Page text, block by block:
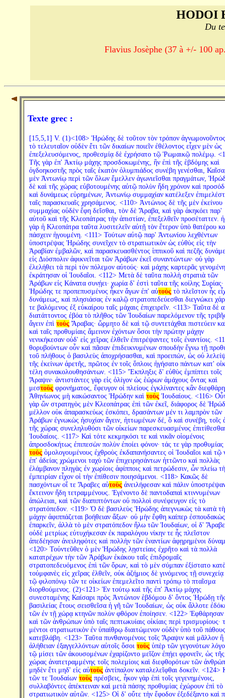
HODOI
Du
Flavius Josèphe (37 à +/- 100
Texte grec :
[15,5,1] V. (1)<108> Ἡρώδης δὲ τοῦτον τὸν τρόπον
τὸ τελευταῖον οὐδὲν ἔτι τῶν δικαίων ποιεῖν ἐθέλοντος εἶχεν μὲν ὡς
ἐπεξελευσόμενος, προθεσμίᾳ δὲ ἐχρήσατο τῷ Ῥωμαικῷ πολέμῳ.
Τῆς γὰρ ἐπ' Ἀκτίῳ μάχης προσδοκωμένης, ἣν ἐπὶ τῆς ἑβδόμης καὶ
ὀγδοηκοστῆς πρὸς ταῖς ἑκατὸν ὀλυμπιάδος συνέβη γενέσθαι,
μὲν Ἀντωνίῳ περὶ τῶν ὅλων ἔμελλεν ἀγωνιεῖσθαι πραγμάτων,
δὲ καὶ τῆς χώρας εὐβοτουμένης αὐτῷ πολὺν ἤδη χρόνον καὶ
καὶ δυνάμεως εὑρημένων, Ἀντωνίῳ συμμαχίαν κατέλεξεν
ταῖς παρασκευαῖς χρησάμενος. <110> Ἀντώνιος δὲ τῆς μὲν ἐκείνου
συμμαχίας οὐδὲν ἔφη δεῖσθαι, τὸν δὲ Ἄραβα, καὶ γὰρ ἀκηκόει παρ'
αὐτοῦ καὶ τῆς Κλεοπάτρας τὴν ἀπιστίαν, ἐπεξελθεῖν προσέταττεν.
γὰρ ἡ Κλεοπάτρα ταῦτα λυσιτελεῖν αὐτῇ τὸν ἕτερον ὑπὸ θατέρου
πάσχειν ἡγουμένη. <111> Τούτων αὐτῷ παρ' Ἀντωνίου λεχθέντων
ὑποστρέψας Ἡρώδης συνεῖχεν τὸ στρατιωτικὸν ὡς εὐθὺς εἰς τὴν
Ἀραβίαν ἐμβαλῶν, καὶ παρασκευασθέντος ἱππικοῦ καὶ πεζῆς
εἰς Διόσπολιν ἀφικνεῖται τῶν Ἀράβων ἐκεῖ συναντώντων· οὐ γὰρ
ἐλελήθει τὰ περὶ τὸν πόλεμον αὐτούς· καὶ μάχης καρτερᾶς
ἐκράτησαν οἱ Ἰουδαῖοι. <112> Μετὰ δὲ ταῦτα πολλὴ στρατιὰ τῶν
Ἀράβων εἰς Κάνατα συνῄει· χωρία δ' ἐστὶ ταῦτα τῆς κοίλης Συρίας·
Ἡρώδης τε προπεπυσμένος ἧκεν ἄγων ἐπ' αὐτοὺςτὸ πλεῖστον ἧς
δυνάμεως, καὶ πλησιάσας ἐν καλῷ στρατοπεδεύεσθαι διεγνώκει
τε βαλόμενος ἐξ εὐκαίρου ταῖς μάχαις ἐπιχειρεῖν. <113> Ταῦτα δὲ
διατάττοντος ἐβόα τὸ πλῆθος τῶν Ἰουδαίων παρελόμενον τῆς
ἄγειν ἐπὶ τοὺςἌραβας· ὥρμητο δὲ καὶ τῷ συντετάχθαι πιστεύειν
καὶ ταῖς προθυμίαις ἄμεινον ἐχόντων ὅσοι τὴν πρώτην μάχην
νενικήκεσαν οὐδ' εἰς χεῖρας ἐλθεῖν ἐπιτρέψαντες τοῖς ἐναντίοις.
θορυβούντων οὖν καὶ πᾶσαν ἐπιδεικνυμένων σπουδὴν ἔγνω τῇ
τοῦ πλήθους ὁ βασιλεὺς ἀποχρήσασθαι, καὶ προειπών, ὡς οὐ
τῆς ἐκείνων ἀρετῆς, πρῶτος ἐν τοῖς ὅπλοις ἡγήσατο πάντων κατ'
τέλη συνακολουθησάντων. <115> Ἔκπληξις δ' εὐθὺς ἐμπίπτει τοῖς
Ἄραψιν· ἀντιστάντες γὰρ εἰς ὀλίγον ὡς ἑώρων ἀμάχους ὄντας καὶ
μεστοὺςφρονήματος, ἔφευγον οἱ πλείους ἐγκλίναντες κἂν
Ἀθηνίωνος μὴ κακώσαντος Ἡρώδην καὶ τοὺςἸουδαίους. <116>
γὰρ ὢν στρατηγὸς μὲν Κλεοπάτρας ἐπὶ τῶν ἐκεῖ, διάφορος δὲ
μέλλον οὐκ ἀπαρασκεύως ἐσκόπει, δρασάντων μέν τι λαμπρὸν τῶν
Ἀράβων ἐγνωκὼς ἡσυχίαν ἄγειν, ἡττωμένων δέ, ὃ καὶ συνέβη, τοῖς
τῆς χώρας συνεληλυθόσι τῶν οἰκείων παρεσκευασμένος
Ἰουδαίοις. <117> Καὶ τότε κεκμηκόσι τε καὶ νικᾶν οἰομένοις
ἀπροσδοκήτως ἐπιπεσὼν πολὺν ἐποίει φόνον· τάς τε γὰρ προθυμίας
τοὺςὁμολογουμένους ἐχθροὺς ἐκδαπανήσαντες οἱ Ἰουδαῖοι καὶ τῷ
ἐπ' ἀδείας χρώμενοι ταχὺ τῶν ἐπιχειρησάντων ἡττῶντο καὶ πολλὰς
ἐλάμβανον πληγὰς ἐν χωρίοις ἀφίπποις καὶ πετρώδεσιν, ὧν πλείω
ἐμπειρίαν εἶχον οἱ τὴν ἐπίθεσιν ποιησάμενοι. <118> Κακῶς δὲ
πασχόντων οἵ τε Ἄραβες αὑτοὺςἀνειλήφεσαν καὶ πάλιν
ἔκτεινον ἤδη τετραμμένους. Ἐγένοντο δὲ παντοδαπαὶ κτιννυμένων
ἀπώλειαι, καὶ τῶν διαπιπτόντων οὐ πολλοὶ συνέφευγον εἰς τὸ
στρατόπεδον. <119> Ὁ δὲ βασιλεὺς Ἡρώδης ἀπεγνωκὼς τὰ κατὰ
μάχην ἀφιππάζεται βοήθειαν ἄξων· οὐ μὴν ἔφθη καίπερ ἐσπουδακὼς
ἐπαρκεῖν, ἀλλὰ τὸ μὲν στρατόπεδον ἥλω τῶν Ἰουδαίων, οἱ δ'
οὐδὲ μετρίως εὐτυχήκεσαν ἐκ παραλόγου νίκην τε ἧς πλεῖστον
ἀπεδέησαν ἀνειληφότες καὶ πολλὴν τῶν ἐναντίων ἀφῃρημένοι
<120> Τοὐντεῦθεν ὁ μὲν Ἡρώδης λῃστείαις ἐχρῆτο καὶ τὰ πολλὰ
κατατρέχων τὴν τῶν Ἀράβων ἐκάκου ταῖς ἐπιδρομαῖς
στρατοπεδευόμενος ἐπὶ τῶν ὅρων, καὶ τὸ μὲν σύμπαν ἐξίστατο
τοὐμφανὲς εἰς χεῖρας ἐλθεῖν, οὐκ ἀζήμιος δὲ γινόμενος τῇ συνεχείᾳ
τῷ φιλοπόνῳ τῶν τε οἰκείων ἐπεμελεῖτο παντὶ τρόπῳ τὸ πταῖσμα
διορθούμενος. (2)<121> Ἐν τούτῳ καὶ τῆς ἐπ' Ἀκτίῳ μάχης
συνεσταμένης Καίσαρι πρὸς Ἀντώνιον ἑβδόμου δ' ὄντος Ἡρώδῃ
βασιλείας ἔτους σεισθεῖσα ἡ γῆ τῶν Ἰουδαίων, ὡς οὐκ ἄλλοτε
τῶν ἐν τῇ χώρᾳ κτηνῶν πολὺν φθόρον ἐποίησεν. <122> Ἐφθάρησαν
καὶ τῶν ἀνθρώπων ὑπὸ ταῖς πεπτωκυίαις οἰκίαις περὶ τρισμυρίους·
μέντοι στρατιωτικὸν ἐν ὑπαίθρῳ διαιτώμενον οὐδὲν ὑπὸ τοῦ πάθους
κατεβλάβη. <123> Ταῦτα πυνθανομένοις τοῖς Ἄραψιν καὶ μᾶλλον ἢ
ἀλήθειαν ἐξαγγελλόντων αὐτοῖς ὅσοι τοὺςὑπὲρ τῶν γεγονότων
τῷ μίσει τῶν ἀκουσομένων ἐχαρίζοντο μεῖζον ἐπῄει φρονεῖν, ὡς
χώρας ἀνατετραμμένης τοῖς πολεμίοις καὶ διεφθορότων τῶν
μηδὲν ἔτι μηδ' εἰς αὐτοὺςἀντίπαλον καταλελεῖφθαι δοκεῖν. <124>
τῶν τε Ἰουδαίων τοὺςπρέσβεις, ἧκον γὰρ ἐπὶ τοῖς γεγενημένοις,
συλλαβόντες ἀπέκτειναν καὶ μετὰ πάσης προθυμίας ἐχώρουν ἐπὶ τὸ
στρατιωτικὸν αὐτῶν. <125> Οἱ δ' οὔτε τὴν ἔφοδον ἐξεδέξαντο καὶ